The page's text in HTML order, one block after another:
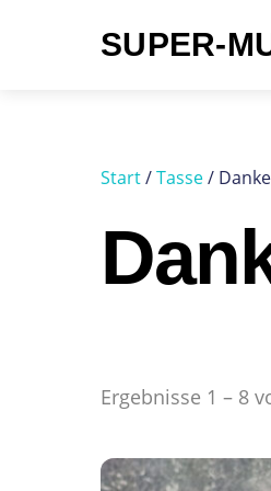
SUPER-
Start/Tasse/ Danke
Ergebnisse 1 – 8